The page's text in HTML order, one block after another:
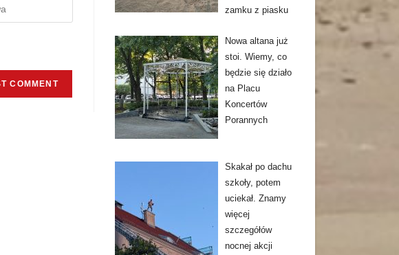
zamku z piasku
Nowa altana już
stoi. Wiemy, co
będzie się działo
na Placu
Koncertów
Porannych
Skakał po dachu
szkoły, potem
uciekał. Znamy
więcej
szczegółów
nocnej akcji